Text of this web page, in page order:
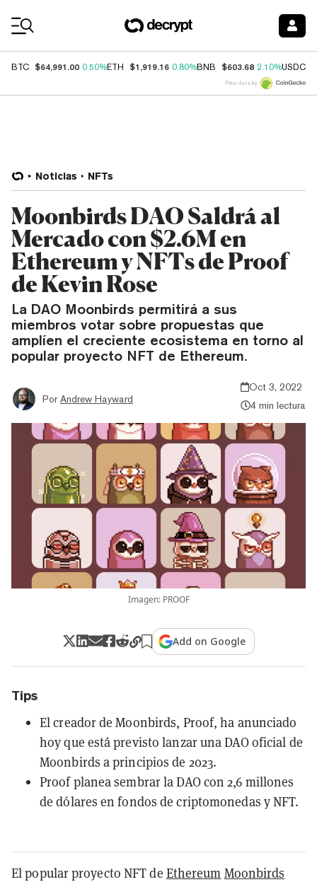
BTC $64,991.00 0.50%ETH $1,919.16 0.80%BNB $603.68 2.10%USDC
Price data by
Noticias NFTs
Moonbirds DAO Saldrá al
Mercado con $2.6M en
Ethereum y NFTs de Proof
de Kevin Rose
La DAO Moonbirds permitirá a sus
miembros votar sobre propuestas que
amplíen el creciente ecosistema en torno al
popular proyecto NFT de Ethereum.
Por Andrew Hayward
Oct 3, 2022
4 min lectura
Imagen: PROOF
Add on Google
Tips
El creador de Moonbirds, Proof, ha anunciado
hoy que está previsto lanzar una DAO oficial de
Moonbirds a principios de 2023.
Proof planea sembrar la DAO con 2,6 millones
de dólares en fondos de criptomonedas y NFT.
El popular proyecto NFT de Ethereum Moonbirds